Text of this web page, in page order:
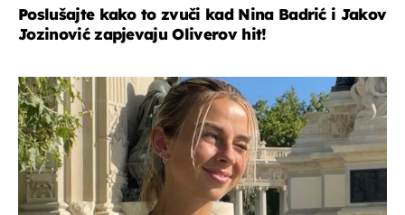
Poslušajte kako to zvuči kad Nina Badrić i Jakov
Jozinović zapjevaju Oliverov hit!